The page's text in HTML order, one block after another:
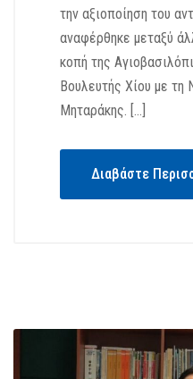
την αξιοποίηση του
αναφέρθηκε μεταξύ
κοπή της
Βουλευτής Χίου με
Μηταράκης. […]
Διαβάστε